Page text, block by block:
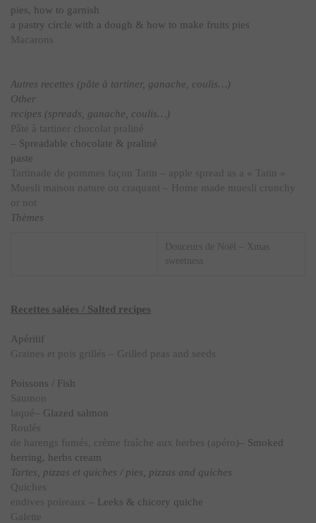
pies, how to garnish
a pastry circle with a dough & how to make fruits pies
Macarons
Autres recettes (pâte à tartiner, ganache, coulis…)
Other
recipes (spreads, ganache, coulis…)
Pâte à tartiner chocolat praliné
– Spreadable chocolate & praliné
paste
Tartinade de pommes façon Tatin – apple spread as a « Tatin »
Muesli maison nature ou craquant – Home made muesli crunchy
or not
Thèmes
Douceurs de Noël – Xmas
sweetness
Recettes salées / Salted recipes
Apéritif
Graines et pois grillés – Grilled peas and seeds
Poissons / Fish
Saumon
laqué– Glazed salmon
Roulés
de harengs fumés, crème fraîche aux herbes (apéro)– Smoked
herring, herbs cream
Tartes, pizzas et quiches / pies, pizzas and quiches
Quiches
endives poireaux – Leeks & chicory quiche
Galette